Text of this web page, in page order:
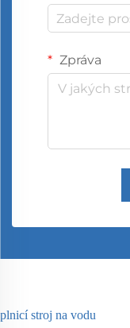
Zpráva
plnicí stroj na vodu